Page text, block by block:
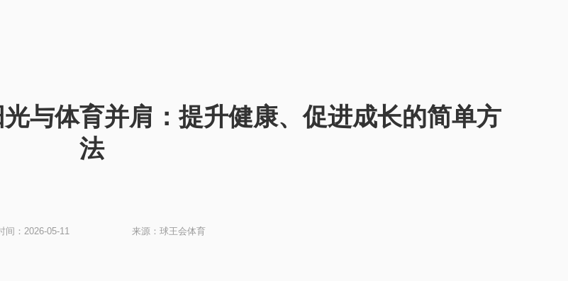
与体育并肩：提升健康、促进成长的简单方
法
间：2026-05-11 来源：球王会体育